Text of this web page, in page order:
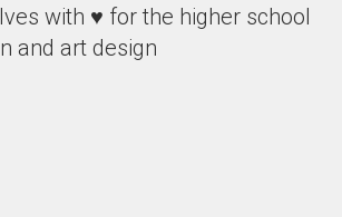
with ♥︎ for the higher school
and art design